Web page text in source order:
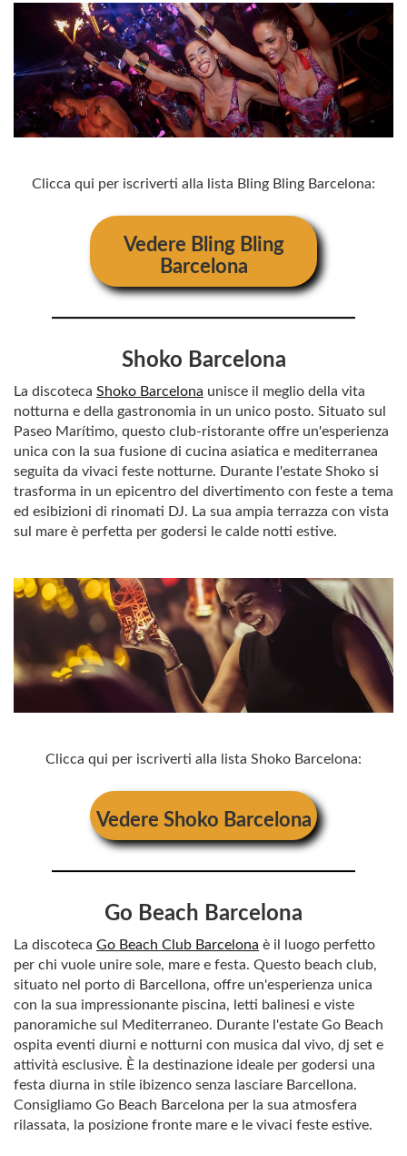
Clicca qui per iscriverti alla lista Bling Bling Barcelona:
Vedere Bling Bling
Barcelona
Shoko Barcelona
La discoteca Shoko Barcelona unisce il meglio della vita
notturna e della gastronomia in un unico posto. Situato sul
Paseo Marítimo, questo club-ristorante offre un'esperienza
unica con la sua fusione di cucina asiatica e mediterranea
seguita da vivaci feste notturne. Durante l'estate Shoko si
trasforma in un epicentro del divertimento con feste a tema
ed esibizioni di rinomati DJ. La sua ampia terrazza con vista
sul mare è perfetta per godersi le calde notti estive.
Clicca qui per iscriverti alla lista Shoko Barcelona:
Vedere Shoko Barcelona
Go Beach Barcelona
La discoteca Go Beach Club Barcelona è il luogo perfetto
per chi vuole unire sole, mare e festa. Questo beach club,
situato nel porto di Barcellona, ​​offre un'esperienza unica
con la sua impressionante piscina, letti balinesi e viste
panoramiche sul Mediterraneo. Durante l'estate Go Beach
ospita eventi diurni e notturni con musica dal vivo, dj set e
attività esclusive. È la destinazione ideale per godersi una
festa diurna in stile ibizenco senza lasciare Barcellona.
Consigliamo Go Beach Barcelona per la sua atmosfera
rilassata, la posizione fronte mare e le vivaci feste estive.